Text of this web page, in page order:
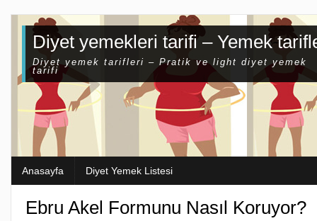
Diyet yemekleri tarifi – Yemek
Diyet yemek tarifleri – Pratik ve light diyet yemek
tarifi
Anasayfa Diyet Yemek Listesi
Ebru Akel Formunu Nasıl Koruyor?